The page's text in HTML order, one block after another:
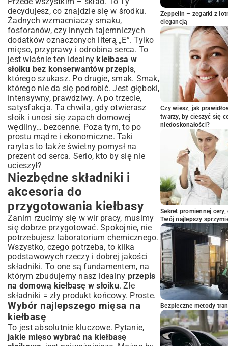
w słoiku?
Pomysły na wykorzystanie kiełbasy ze
słoika w kuchni
Czy kiełbasa w słoiku nadaje się na
prezent?
Najczęściej popełniane błędy i jak ich
unikać
Nieodpowiednia pasteryzacja – zagrożenia
Błędy w proporcjach składników
Podsumowanie – smaczna i bezpieczna
domowa kiełbasa na wyciągnięcie ręki
decydujesz, co znajdzie się w środku.
Żadnych wzmacniaczy smaku,
fosforanów, czy innych tajemniczych
dodatków oznaczonych literą „E”. Tylko
mięso, przyprawy i odrobina serca. To
jest właśnie ten idealnykiełbasa w
słoiku bez konserwantów przepis,
którego szukasz. Po drugie, smak. Smak,
którego nie da się podrobić. Jest głęboki,
intensywny, prawdziwy. A po trzecie,
satysfakcja. Ta chwila, gdy otwierasz
słoik i unosi się zapach domowej
wędliny… bezcenne. Poza tym, to po
prostu mądre i ekonomiczne. Taki
rarytas to także świetny pomysł na
prezent od serca. Serio, kto by się nie
ucieszył?
Niezbędne składniki i
akcesoria do
przygotowania kiełbasy
Zanim rzucimy się w wir pracy, musimy
się dobrze przygotować. Spokojnie, nie
potrzebujesz laboratorium chemicznego.
Wszystko, czego potrzeba, to kilka
podstawowych rzeczy i dobrej jakości
składniki. To one są fundamentem, na
którym zbudujemy nasz idealny przepis
na domową kiełbasę w słoiku. Złe
składniki = zły produkt końcowy. Proste.
Wybór najlepszego mięsa na
kiełbasę
To jest absolutnie kluczowe. Pytanie,
jakie mięso wybrać na kiełbasę
Zeppelin – zegarki z
elegancją
Czy wiesz, jak
twarzy, by cieszyć się
niedoskonałości?
Sekret promiennej
Twój najlepszy
Bezpieczne metody